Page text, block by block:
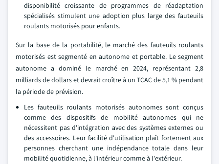
disponibilité croissante de programmes de réadaptation
spécialisés stimulent une adoption plus large des fauteuils
roulants motorisés pour enfants.
Sur la base de la portabilité, le marché des fauteuils roulants
motorisés est segmenté en autonome et portable. Le segment
autonome a dominé le marché en 2024, représentant 2,8
milliards de dollars et devrait croître à un TCAC de 5,1 % pendant
la période de prévision.
Les fauteuils roulants motorisés autonomes sont conçus
comme des dispositifs de mobilité autonomes qui ne
nécessitent pas d'intégration avec des systèmes externes ou
des accessoires. Leur facilité d'utilisation plaît fortement aux
personnes cherchant une indépendance totale dans leur
mobilité quotidienne, à l'intérieur comme à l'extérieur.